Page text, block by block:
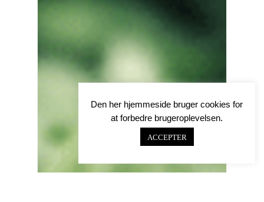
Den her hjemmeside bruger cookies for
at forbedre brugeroplevelsen.
ACCEPTER